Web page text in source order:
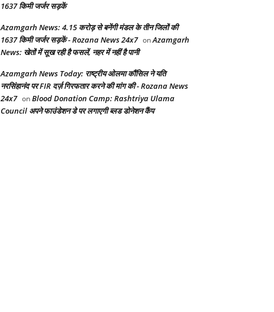
1637 किमी जर्जर सड़कें
Azamgarh News: 4.15 करोड़ से बनेंगी मंडल के तीन जिलों की
1637 किमी जर्जर सड़कें - Rozana News 24x7 onAzamgarh
News: खेतों में सूख रही है फसलें, नहर में नहीं है पानी
Azamgarh News Today: राष्ट्रीय ओलमा कौंसिल ने यति
नरसिंहानंद पर FIR दर्ज़ गिरफतार करने की मांग की - Rozana News
24x7 onBlood Donation Camp: Rashtriya Ulama
Council अपने फाउंडेशन डे पर लगाएगी ब्लड डोनेशन कैंप